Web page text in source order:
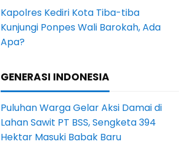
Kapolres Kediri Kota Tiba-tiba
Kunjungi Ponpes Wali Barokah, Ada
Apa?
GENERASI INDONESIA
Puluhan Warga Gelar Aksi Damai di
Lahan Sawit PT BSS, Sengketa 394
Hektar Masuki Babak Baru